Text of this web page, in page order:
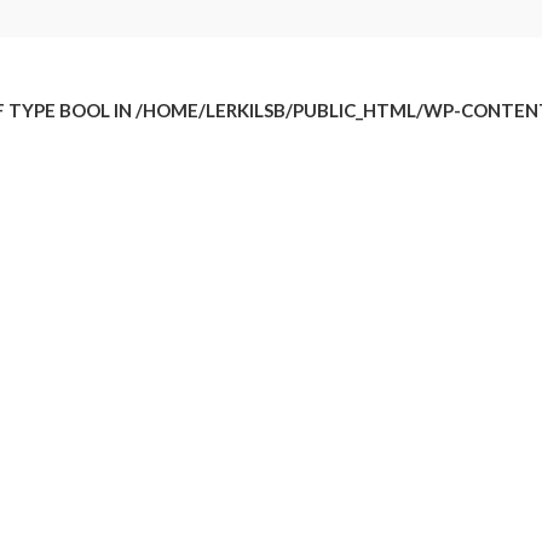
TYPE BOOL IN /HOME/LERKILSB/PUBLIC_HTML/WP-
fastlandet och öar eller bara ta en tur i skärgården. Med sitt
även fungerar som stuvfack. Ryds 486 BF är en perfekt